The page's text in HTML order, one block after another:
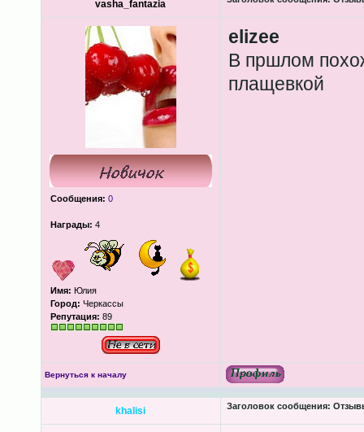
vasha_fantazia
Сообщения: 0
Награды: 4
Имя: Юлия
Город: Черкассы
Репутация: 89
elizee
В пршлом
плащевкой
Вернуться к началу
khalisi Заголовок сообщения: